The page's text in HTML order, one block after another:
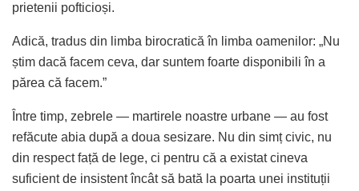
prietenii pofticioși.
Adică, tradus din limba birocratică în limba oamenilor: „Nu
știm dacă facem ceva, dar suntem foarte disponibili în a
părea că facem.”
Între timp, zebrele — martirele noastre urbane — au fost
refăcute abia după a doua sesizare. Nu din simț civic, nu
din respect față de lege, ci pentru că a existat cineva
suficient de insistent încât să bată la poarta unei instituții